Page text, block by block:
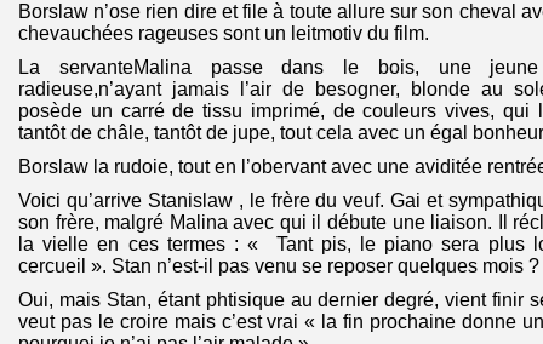
Borslaw n’ose rien dire et file à toute allure sur son cheval
chevauchées rageuses sont un leitmotiv du film.
La servanteMalina passe dans le bois, une
radieuse,n’ayant jamais l’air de besogner, blonde au
posède un carré de tissu imprimé, de couleurs vives, qui
tantôt de châle, tantôt de jupe, tout cela avec un égal
Borslaw la rudoie, tout en l’obervant avec une aviditée
Voici qu’arrive Stanislaw , le frère du veuf. Gai et
son frère, malgré Malina avec qui il débute une liaison. Il
la vielle en ces termes : « Tant pis, le piano sera plus
cercueil ». Stan n’est-il pas venu se reposer quelques mois ?
Oui, mais Stan, étant phtisique au dernier degré, vient finir
veut pas le croire mais c’est vrai « la fin prochaine donne